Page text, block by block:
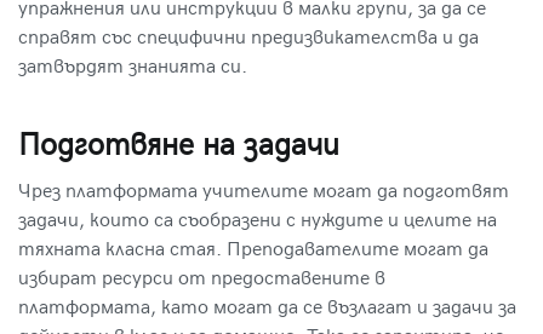
упражнения или инструкции в малки групи, за да се
справят със специфични предизвикателства и да
затвърдят знанията си.
Подготвяне на задачи
Чрез платформата учителите могат да подготвят
задачи, които са съобразени с нуждите и целите на
тяхната класна стая. Преподавателите могат да
избират ресурси от предоставените в
платформата, като могат да се възлагат и задачи за